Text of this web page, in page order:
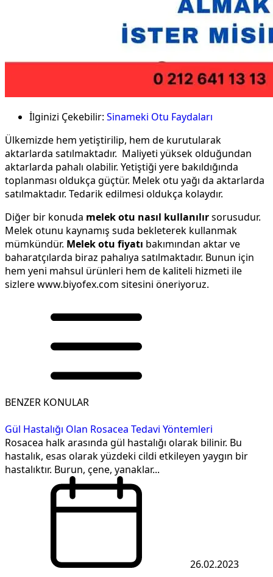
İlginizi Çekebilir: Sinameki Otu Faydaları
Ülkemizde hem yetiştirilip, hem de kurutularak
aktarlarda satılmaktadır. Maliyeti yüksek olduğundan
aktarlarda pahalı olabilir. Yetiştiği yere bakıldığında
toplanması oldukça güçtür. Melek otu yağı da aktarlarda
satılmaktadır. Tedarik edilmesi oldukça kolaydır.
Diğer bir konuda melek otu nasıl kullanılırsorusudur.
Melek otunu kaynamış suda bekleterek kullanmak
mümkündür. Melek otu fiyatı bakımından aktar ve
baharatçılarda biraz pahalıya satılmaktadır. Bunun için
hem yeni mahsul ürünleri hem de kaliteli hizmeti ile
sizlere www.biyofex.com sitesini öneriyoruz.
BENZER KONULAR
Gül Hastalığı Olan Rosacea Tedavi Yöntemleri
Rosacea halk arasında gül hastalığı olarak bilinir. Bu
hastalık, esas olarak yüzdeki cildi etkileyen yaygın bir
hastalıktır. Burun, çene, yanaklar...
26.02.2023